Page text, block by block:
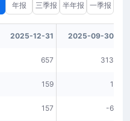
年报 三季报 半年报 一季报
2025-12-31 2025-09-30
657 313
159 1
157 -6